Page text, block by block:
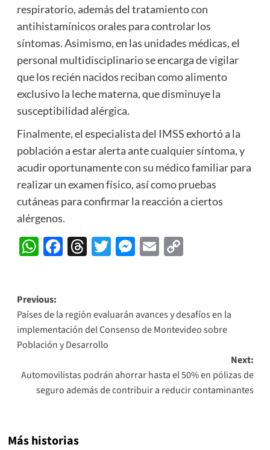
respiratorio, además del tratamiento con
antihistamínicos orales para controlar los
síntomas. Asimismo, en las unidades médicas, el
personal multidisciplinario se encarga de vigilar
que los recién nacidos reciban como alimento
exclusivo la leche materna, que disminuye la
susceptibilidad alérgica.
Finalmente, el especialista del IMSS exhortó a la
población a estar alerta ante cualquier síntoma, y
acudir oportunamente con su médico familiar para
realizar un examen físico, así como pruebas
cutáneas para confirmar la reacción a ciertos
alérgenos.
WhatsApp
Facebook
Threads
Twitter
Messenger
EmailCopy
Post
navigation
Previous:
Países de la región evaluarán avances y desafíos en la
implementación del Consenso de Montevideo sobre
Población y Desarrollo
Next:
Automovilistas podrán ahorrar hasta el 50% en pólizas de
seguro además de contribuir a reducir contaminantes
Más historias